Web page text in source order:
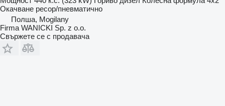
Окачване ресор/пневматично
Полша, Mogilany
Firma WANICKI Sp. z o.o.
Свържете се с продавача